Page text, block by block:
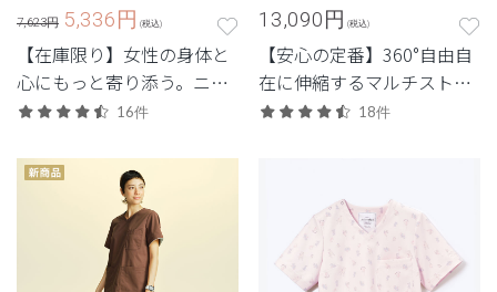
7,623円 5,336円 (税込)
【在庫限り】女性の身体と
心にもっと寄り添う。ニュ
アンスカラーを合わせたマ
やすく。
16件
13,090円 (税込)
【安心の定番】360°自由自
在に伸縮するマルチストレ
ッチ素材を使用した定番・
18件